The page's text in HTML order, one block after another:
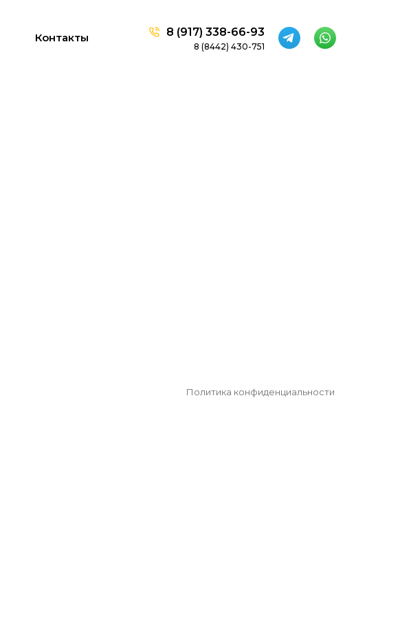
8 (8442) 430-751
8 (917) 338-66-93
Контакты
Политика конфиденциальности